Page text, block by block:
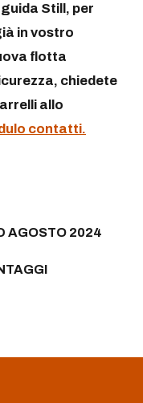
Still, per
in vostro
flotta
chiedete
allo
contatti.
AGOSTO 2024